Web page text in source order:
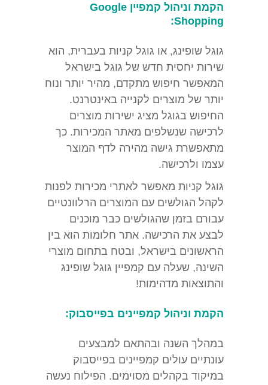
הקמת וניהול קמפיין Google
Shopping:
גוגל שופינג, או גוגל קניות בעברית, הוא
שירות יחסית חדש של גוגל בישראל
המאפשר חיפוש מתקדם, מהיר יותר ונוח
יותר של מוצרים לקנייה באינטרנט.
החיפוש בגוגל מציג ישירות מוצרים
לרכישה שנשלפים מאתר המכירות. כך
מתאפשרת גישה מהירה לדף המוצר
עצמו ולרכישה.
גוגל קניות מאפשר לאתרי מכירות לפנות
לקהל הגולשים עם המוצרים הרלוונטיים
עבורם בזמן שהגולשים כבר מוכנים
לבצע את הרכישה. אתר חלומות הוא בין
הראשונים בישראל, ובטח בתחום מוצרי
השינה, שעלה עם קמפיין גוגל שופינג
והתוצאות מדהימות!
הקמת וניהול קמפיינים בפייסבוק:
במהלך השנה ובהתאם למבצעים
עונתיים עולים קמפיינים בפייסבוק
במיקוד בקהלים מסוימים. הפילוח נעשה